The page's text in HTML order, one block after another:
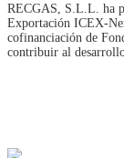
RECGAS, S.L.L. ha
Exportación
cofinanciación de
contribuir al